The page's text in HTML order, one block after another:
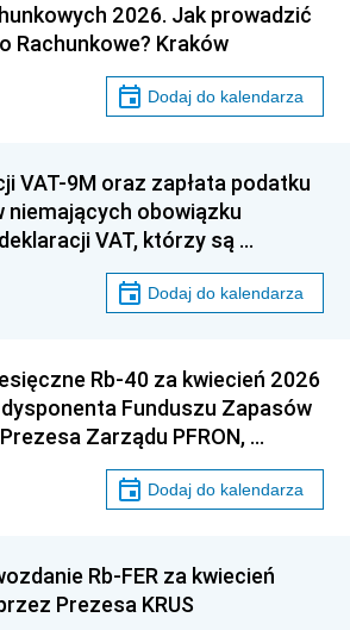
2026. Jak prowadzić
Rachunkowe? Kraków
Dodaj do kalendarza
VAT-9M oraz zapłata podatku
niemających obowiązku
VAT, którzy są …
Dodaj do kalendarza
Rb-40 za kwiecień 2026
Funduszu Zapasów
Zarządu PFRON, …
Dodaj do kalendarza
Rb-FER za kwiecień
Prezesa KRUS